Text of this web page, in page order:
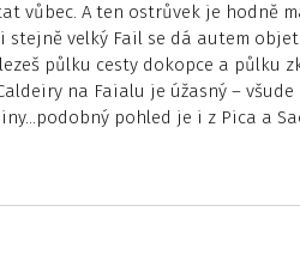
vůbec. A ten ostrůvek je hodně
velký Fail se dá autem
půlku cesty dokopce a půlku
na Faialu je úžasný – všude
pohled je i z Pica a